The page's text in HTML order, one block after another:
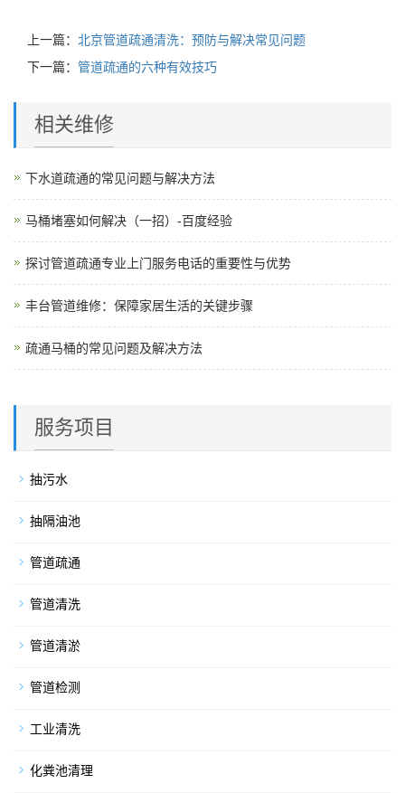
上一篇： 北京管道疏通清洗：预防与解决常见问题
下一篇： 管道疏通的六种有效技巧
相关维修
下水道疏通的常见问题与解决方法
马桶堵塞如何解决（一招）-百度经验
探讨管道疏通专业上门服务电话的重要性与优势
丰台管道维修：保障家居生活的关键步骤
疏通马桶的常见问题及解决方法
服务项目
抽污水
抽隔油池
管道疏通
管道清洗
管道清淤
管道检测
工业清洗
化粪池清理